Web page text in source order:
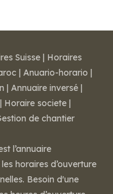
Suisse | Horaires
| Anuario-horario |
| Annuaire inversé |
| Horaire societe |
de chantier
l’annuaire
horaires d’ouverture
Besoin d'une